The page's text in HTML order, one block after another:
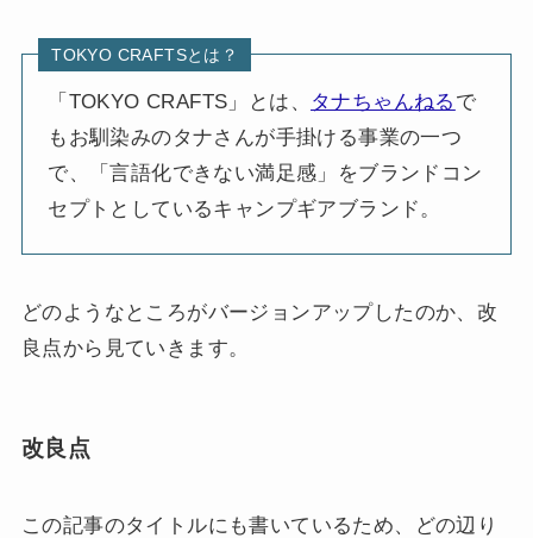
TOKYO CRAFTSとは？
「TOKYO CRAFTS」とは、 タナちゃんねる で
もお馴染みのタナさんが手掛ける事業の一つ
で、「言語化できない満足感」をブランドコン
セプトとしているキャンプギアブランド。
どのようなところがバージョンアップしたのか、改
良点から見ていきます。
改良点
この記事のタイトルにも書いているため、どの辺り